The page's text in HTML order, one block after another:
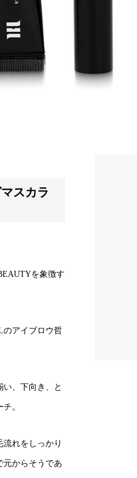
スカラ
を象徴す
のアイブロウ哲
、下向き、と
。
れをしっかり
元からそうであ